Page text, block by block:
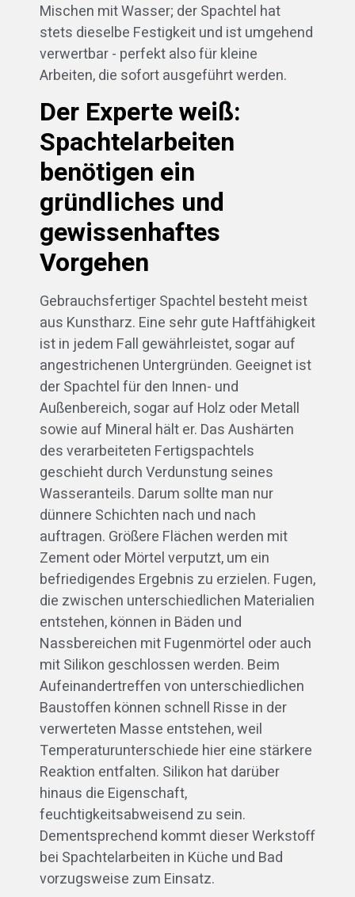
Mischen mit Wasser; der Spachtel hat
stets dieselbe Festigkeit und ist umgehend
verwertbar - perfekt also für kleine
Arbeiten, die sofort ausgeführt werden.
Der Experte weiß:
Spachtelarbeiten
benötigen ein
gründliches und
gewissenhaftes
Vorgehen
Gebrauchsfertiger Spachtel besteht meist
aus Kunstharz. Eine sehr gute Haftfähigkeit
ist in jedem Fall gewährleistet, sogar auf
angestrichenen Untergründen. Geeignet ist
der Spachtel für den Innen- und
Außenbereich, sogar auf Holz oder Metall
sowie auf Mineral hält er. Das Aushärten
des verarbeiteten Fertigspachtels
geschieht durch Verdunstung seines
Wasseranteils. Darum sollte man nur
dünnere Schichten nach und nach
auftragen. Größere Flächen werden mit
Zement oder Mörtel verputzt, um ein
befriedigendes Ergebnis zu erzielen. Fugen,
die zwischen unterschiedlichen Materialien
entstehen, können in Bäden und
Nassbereichen mit Fugenmörtel oder auch
mit Silikon geschlossen werden. Beim
Aufeinandertreffen von unterschiedlichen
Baustoffen können schnell Risse in der
verwerteten Masse entstehen, weil
Temperaturunterschiede hier eine stärkere
Reaktion entfalten. Silikon hat darüber
hinaus die Eigenschaft,
feuchtigkeitsabweisend zu sein.
Dementsprechend kommt dieser Werkstoff
bei Spachtelarbeiten in Küche und Bad
vorzugsweise zum Einsatz.